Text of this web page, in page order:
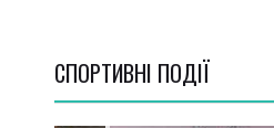
СПОРТИВНI ПОДІЇ